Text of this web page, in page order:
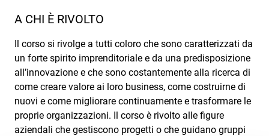
A CHI È RIVOLTO
Il corso si rivolge a tutti coloro che sono caratterizzati da
un forte spirito imprenditoriale e da una predisposizione
all’innovazione e che sono costantemente alla ricerca di
come creare valore ai loro business, come costruirne di
nuovi e come migliorare continuamente e trasformare le
proprie organizzazioni. Il corso è rivolto alle figure
aziendali che gestiscono progetti o che guidano gruppi